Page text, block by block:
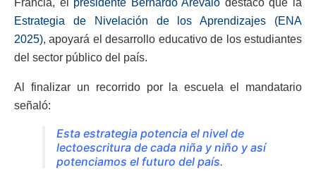
Estrategia de Nivelación de los Aprendizajes (ENA
2025), apoyará el desarrollo educativo de los estudiantes
del sector público del país.
Al finalizar un recorrido por la escuela el mandatario
señaló:
Esta estrategia potencia el nivel de
lectoescritura de cada niña y niño y así
potenciamos el futuro del país.